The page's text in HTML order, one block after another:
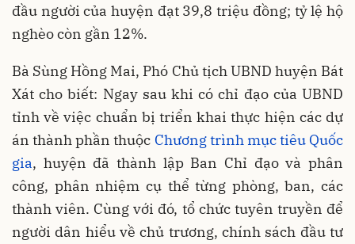
đầu người của huyện đạt 39,8 triệu đồng; tỷ lệ hộ
nghèo còn gần 12%.
Bà Sùng Hồng Mai, Phó Chủ tịch UBND huyện Bát
Xát cho biết: Ngay sau khi có chỉ đạo của UBND
tỉnh về việc chuẩn bị triển khai thực hiện các dự
án thành phần thuộc Chương trình mục tiêu Quốc
gia, huyện đã thành lập Ban Chỉ đạo và phân
công, phân nhiệm cụ thể từng phòng, ban, các
thành viên. Cùng với đó, tổ chức tuyên truyền để
người dân hiểu về chủ trương, chính sách đầu tư